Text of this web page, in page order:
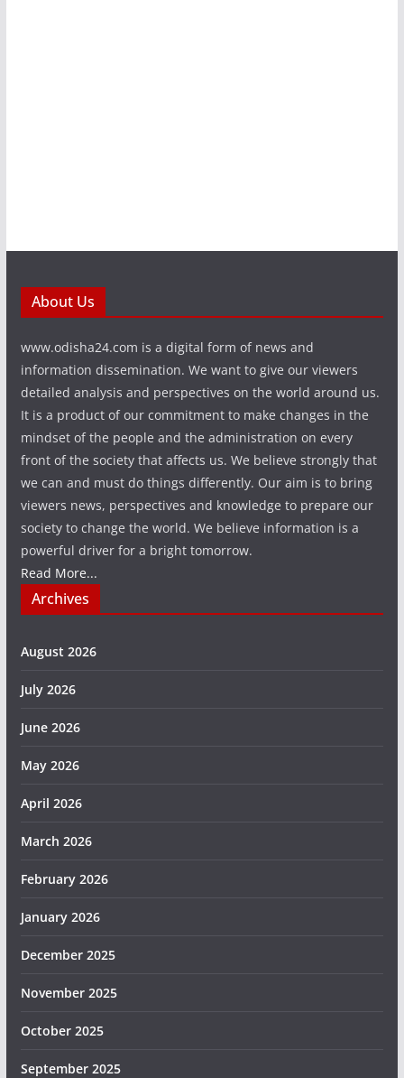
About Us
www.odisha24.com is a digital form of news and
information dissemination. We want to give our viewers
detailed analysis and perspectives on the world around us.
It is a product of our commitment to make changes in the
mindset of the people and the administration on every
front of the society that affects us. We believe strongly that
we can and must do things differently. Our aim is to bring
viewers news, perspectives and knowledge to prepare our
society to change the world. We believe information is a
powerful driver for a bright tomorrow.
Read More...
Archives
August 2026
July 2026
June 2026
May 2026
April 2026
March 2026
February 2026
January 2026
December 2025
November 2025
October 2025
September 2025